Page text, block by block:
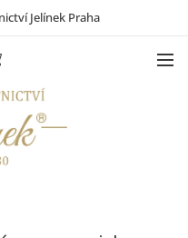
Jelínek Praha